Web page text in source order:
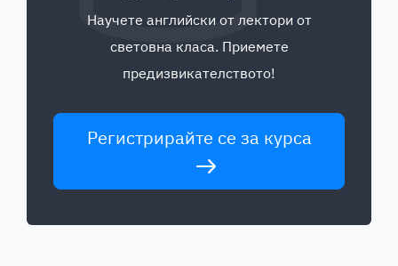
Научете английски от лектори от
световна класа. Приемете
предизвикателството!
Регистрирайте се за курса